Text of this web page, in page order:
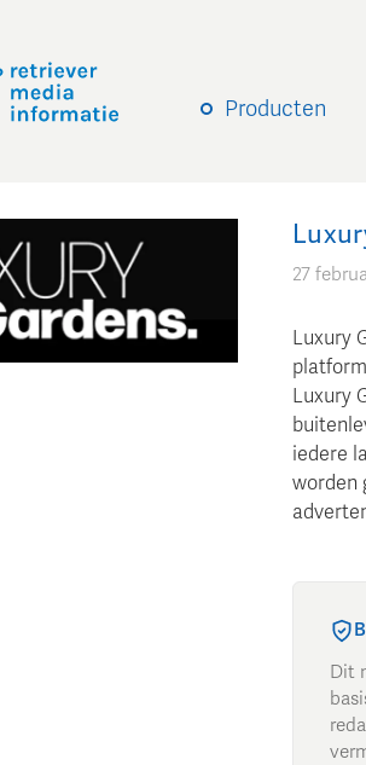
Producten
27
Luxury
Luxury
iedere
worden
Dit